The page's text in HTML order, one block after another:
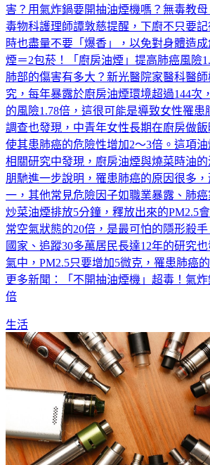
毒物科護理師譚敦慈提醒，下廚不只要
時也盡量不要「爆香」，以免對身體造
煙＝2包菸！「廚房油煙」提高肺癌風險
肺部的傷害有多大？新光醫院家醫科醫師
究，每年暴露於廚房油煙環境超過144次
的風險1.78倍，這很可能是導致女性罹患
調查也發現，中青年女性長期在廚房做飯
使其患肺癌的危險性增加2～3倍。這項
相關研究中發現，廚房油煙與燒菜時油
朋馳進一步說明，罹患肺癌的原因很多，
一，其他常見危險因子如職業暴露、肺癌
炒菜油煙排放5分鐘，釋放出來的PM2.5
常空氣狀態的20倍，是最可怕的隱形殺手
國家、追蹤30多萬居民長達12年的研究也
氣中，PM2.5只要增加5微克，罹患肺癌
更多新聞：「不開抽油煙機」超毒！氣炸
倍